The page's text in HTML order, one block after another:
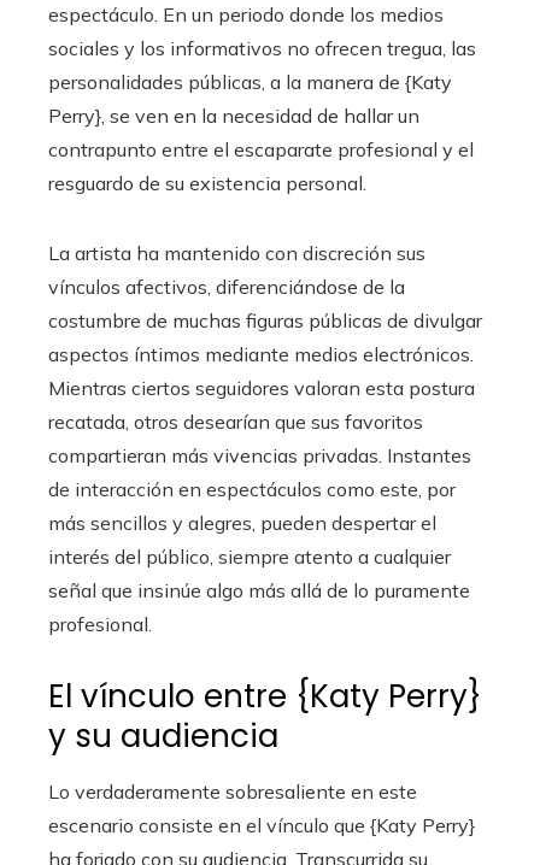
espectáculo. En un periodo donde los medios
sociales y los informativos no ofrecen tregua, las
personalidades públicas, a la manera de {Katy
Perry}, se ven en la necesidad de hallar un
contrapunto entre el escaparate profesional y el
resguardo de su existencia personal.
La artista ha mantenido con discreción sus
vínculos afectivos, diferenciándose de la
costumbre de muchas figuras públicas de divulgar
aspectos íntimos mediante medios electrónicos.
Mientras ciertos seguidores valoran esta postura
recatada, otros desearían que sus favoritos
compartieran más vivencias privadas. Instantes
de interacción en espectáculos como este, por
más sencillos y alegres, pueden despertar el
interés del público, siempre atento a cualquier
señal que insinúe algo más allá de lo puramente
profesional.
El vínculo entre {Katy Perry}
y su audiencia
Lo verdaderamente sobresaliente en este
escenario consiste en el vínculo que {Katy Perry}
ha forjado con su audiencia. Transcurrida su